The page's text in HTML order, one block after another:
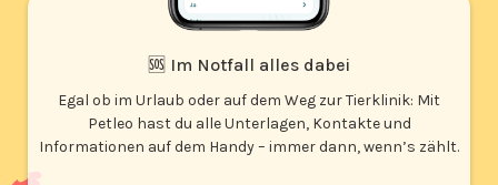
🆘 Im Notfall alles dabei
Egal ob im Urlaub oder auf dem Weg zur Tierklinik: Mit
Petleo hast du alle Unterlagen, Kontakte und
Informationen auf dem Handy – immer dann, wenn’s zählt.